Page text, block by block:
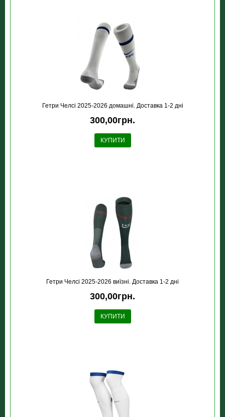
Гетри Челсі 2025-2026 домашні. Доставка 1-2 дні
300,00грн.
КУПИТИ
Гетри Челсі 2025-2026 виїзні. Доставка 1-2 дні
300,00грн.
КУПИТИ